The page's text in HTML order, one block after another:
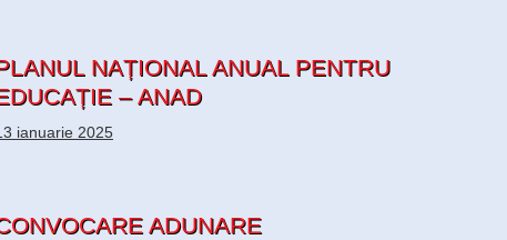
NAȚIONAL ANUAL PENTRU
– ANAD
ianuarie 2025
ADUNARE